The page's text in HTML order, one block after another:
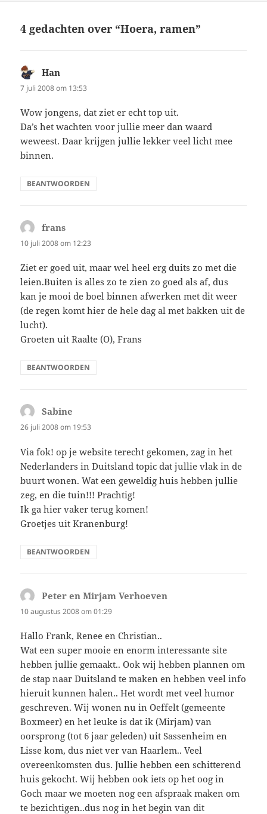
4 gedachten over “Hoera, ramen”
Han
7 juli 2008 om 13:53
Wow jongens, dat ziet er echt top uit.
Da’s het wachten voor jullie meer dan waard
weweest. Daar krijgen jullie lekker veel licht mee
binnen.
BEANTWOORDEN
frans
10 juli 2008 om 12:23
Ziet er goed uit, maar wel heel erg duits zo met die
leien.Buiten is alles zo te zien zo goed als af, dus
kan je mooi de boel binnen afwerken met dit weer
(de regen komt hier de hele dag al met bakken uit de
lucht).
Groeten uit Raalte (O), Frans
BEANTWOORDEN
Sabine
26 juli 2008 om 19:53
Via fok! op je website terecht gekomen, zag in het
Nederlanders in Duitsland topic dat jullie vlak in de
buurt wonen. Wat een geweldig huis hebben jullie
zeg, en die tuin!!! Prachtig!
Ik ga hier vaker terug komen!
Groetjes uit Kranenburg!
BEANTWOORDEN
Peter en Mirjam Verhoeven
10 augustus 2008 om 01:29
Hallo Frank, Renee en Christian..
Wat een super mooie en enorm interessante site
hebben jullie gemaakt.. Ook wij hebben plannen om
de stap naar Duitsland te maken en hebben veel info
hieruit kunnen halen.. Het wordt met veel humor
geschreven. Wij wonen nu in Oeffelt (gemeente
Boxmeer) en het leuke is dat ik (Mirjam) van
oorsprong (tot 6 jaar geleden) uit Sassenheim en
Lisse kom, dus niet ver van Haarlem.. Veel
overeenkomsten dus. Jullie hebben een schitterend
huis gekocht. Wij hebben ook iets op het oog in
Goch maar we moeten nog een afspraak maken om
te bezichtigen..dus nog in het begin van dit